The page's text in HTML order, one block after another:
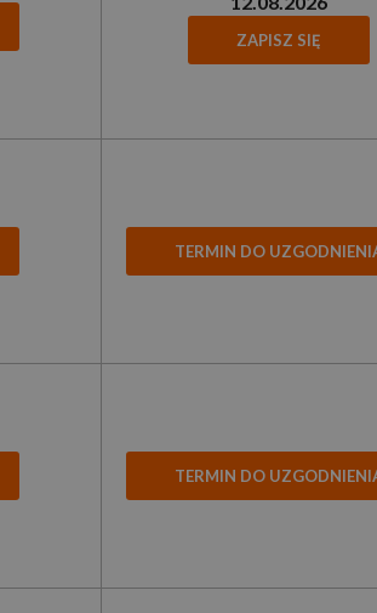
ZAPISZ SIĘ
TERMIN DO
TERMIN DO